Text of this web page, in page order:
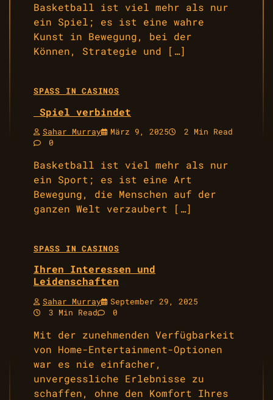
Basketball ist viel mehr als nur
ein Spiel; es ist eine wahre
Kunst in Bewegung, bei der
Können, Strategie und […]
SPASS IN CASINOS
Spiel verbindet
Sahar Murray März 9, 2025
2 Min Read
0
Basketball ist viel mehr als nur
ein Sport; es ist eine Art
Bewegung, die Menschen auf der
ganzen Welt verzaubert […]
SPASS IN CASINOS
Ihren Interessen und
Leidenschaften
Sahar Murray
September 29, 2025
3 Min Read
0
Mit der zunehmenden Verfügbarkeit
von Home-Entertainment-Optionen
war es nie einfacher,
unvergessliche Erlebnisse zu
schaffen, ohne den Komfort Ihres